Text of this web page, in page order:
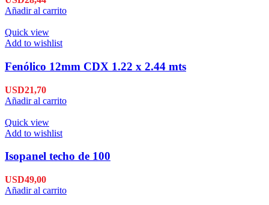
Añadir al carrito
Quick view
Add to wishlist
Fenólico 12mm CDX 1.22 x 2.44 mts
USD21,70
Añadir al carrito
Quick view
Add to wishlist
Isopanel techo de 100
USD49,00
Añadir al carrito